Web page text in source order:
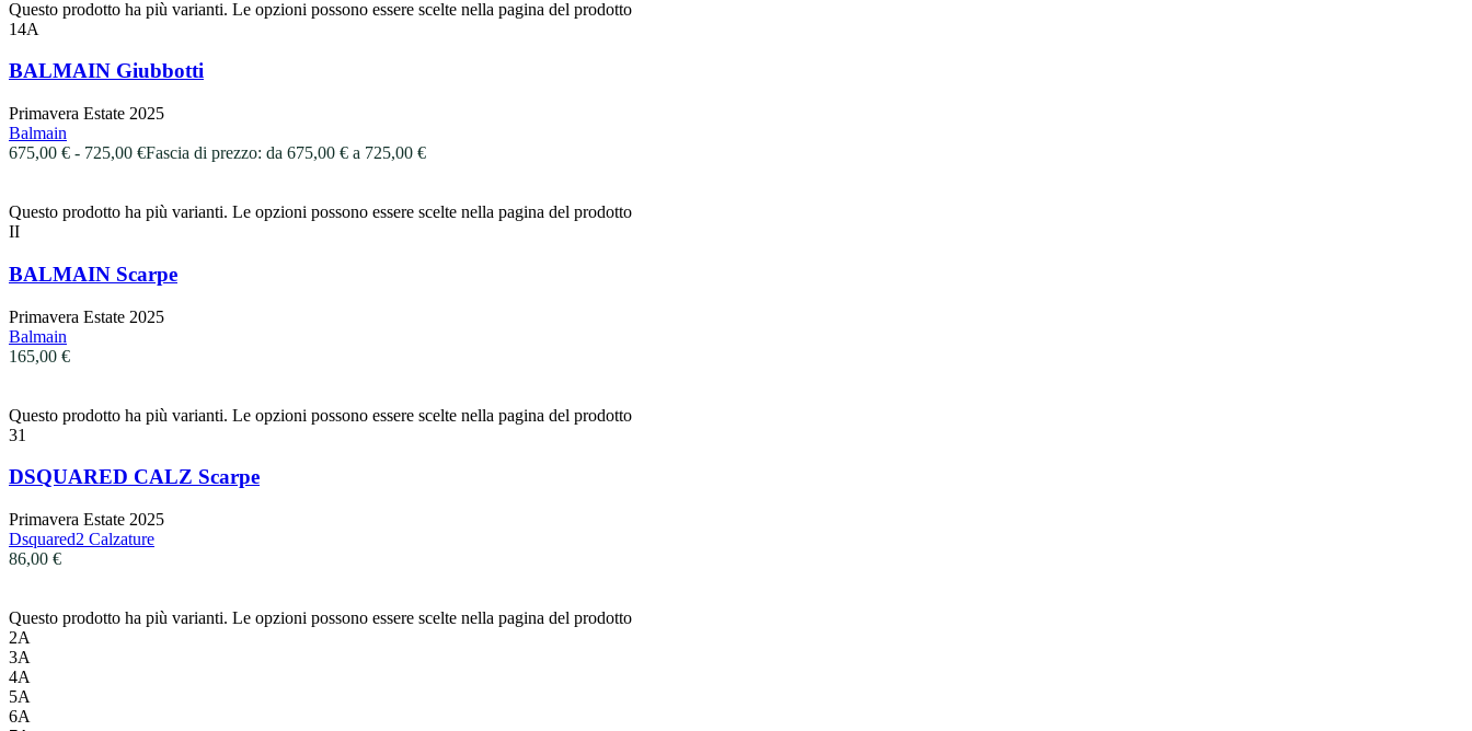
Questo prodotto ha più varianti. Le opzioni possono essere scelte nella pagina del prodotto
14A
BALMAIN Giubbotti
Primavera Estate 2025
Balmain
675,00 € - 725,00 €Fascia di prezzo: da 675,00 € a 725,00 €
Questo prodotto ha più varianti. Le opzioni possono essere scelte nella pagina del prodotto
II
BALMAIN Scarpe
Primavera Estate 2025
Balmain
165,00 €
Questo prodotto ha più varianti. Le opzioni possono essere scelte nella pagina del prodotto
31
DSQUARED CALZ Scarpe
Primavera Estate 2025
Dsquared2 Calzature
86,00 €
Questo prodotto ha più varianti. Le opzioni possono essere scelte nella pagina del prodotto
2A
3A
4A
5A
6A